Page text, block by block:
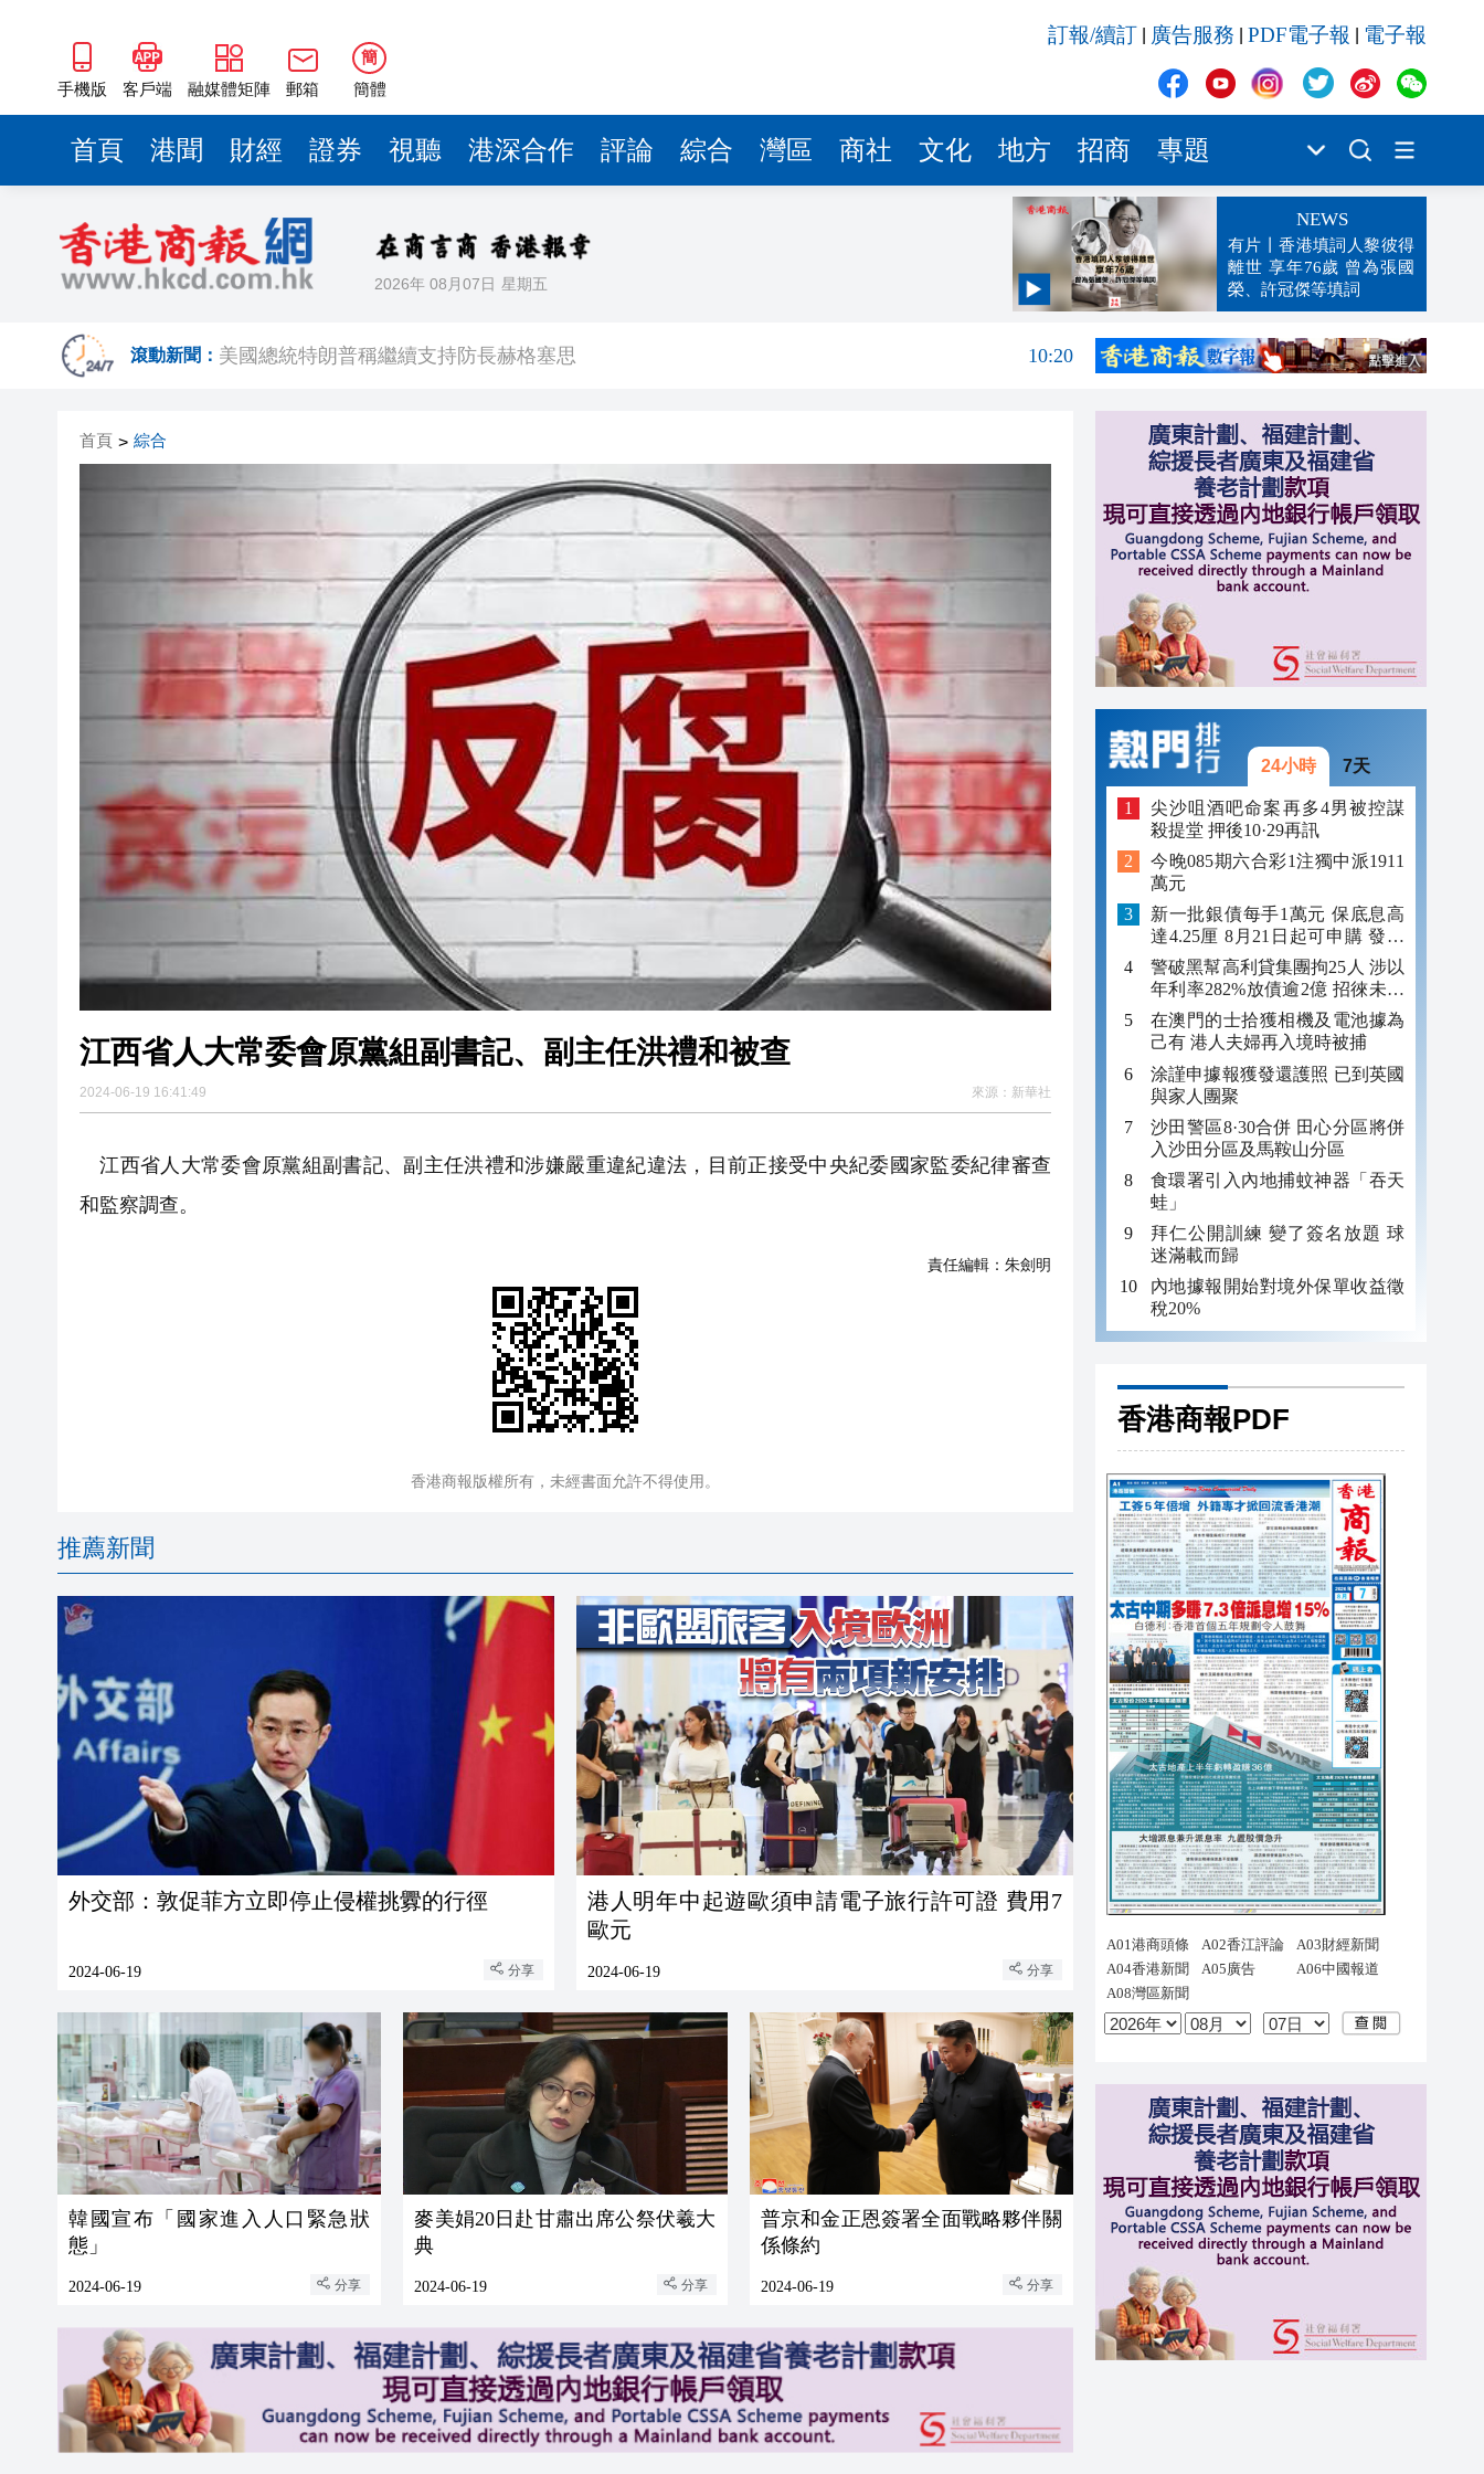
手機版 客戶端 融媒體矩陣 郵箱
簡
簡體
訂報/續訂 廣告服務 PDF電子報 電子報
首頁 港聞 財經 證券 視聽 港深合作 評論 綜合 灣區 商社 文化 地方 招商 專題
2026年 08月07日 星期五
NEWS
有片丨香港填詞人黎彼得
離世 享年76歲 曾為張國
榮、許冠傑等填詞
滾動新聞：
印度宣布成功試射中程彈道導彈，可攜帶核彈頭
10:13
利雅得航空與中國航信簽署合作協議加強互聯互通
光伏硅料八巨頭簽署倡議：不得低於成本價銷售
紫金礦業：旗下相關銅礦不屬於剛果（金）禁止出口的產品 股價漲近2%
谷歌母公司發債籌250億美元 獲逾4倍認購
首頁 > 綜合
江西省人大常委會原黨組副書記、副主任洪禮和被查
2024-06-19 16:41:49 來源： 新華社
江西省人大常委會原黨組副書記、副主任洪禮和涉嫌嚴重違紀違法，目前正接受中央紀委國家監委紀律審查
和監察調查。
責任編輯： 朱劍明
香港商報版權所有，未經書面允許不得使用。
推薦新聞
外交部：敦促菲方立即停止侵權挑釁的行徑
2024-06-19 分享
港人明年中起遊歐須申請電子旅行許可證 費用7
歐元
2024-06-19 分享
韓國宣布「國家進入人口緊急狀
態」
2024-06-19 分享
麥美娟20日赴甘肅出席公祭伏羲大
典
2024-06-19 分享
普京和金正恩簽署全面戰略夥伴關
係條約
2024-06-19 分享
24小時 7天
尖沙咀酒吧命案再多4男被控謀
殺提堂 押後10·29再訊
今晚085期六合彩1注獨中派1911
萬元
新一批銀債每手1萬元 保底息高
達4.25厘 8月21日起可申購 發行
金額最多550億
警破黑幫高利貸集團拘25人 涉以
年利率282%放債逾2億 招徠未成
年追數
在澳門的士拾獲相機及電池據為
己有 港人夫婦再入境時被捕
涂謹申據報獲發還護照 已到英國
與家人團聚
沙田警區8·30合併 田心分區將併
入沙田分區及馬鞍山分區
食環署引入內地捕蚊神器「吞天
蛙」
拜仁公開訓練 變了簽名放題 球
迷滿載而歸
內地據報開始對境外保單收益徵
稅20%
香港商報PDF